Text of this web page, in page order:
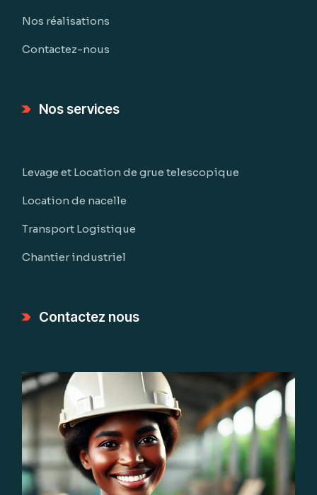
Nos réalisations
Contactez-nous
Nos services
Levage et Location de grue telescopique
Location de nacelle
Transport Logistique
Chantier industriel
Contactez nous